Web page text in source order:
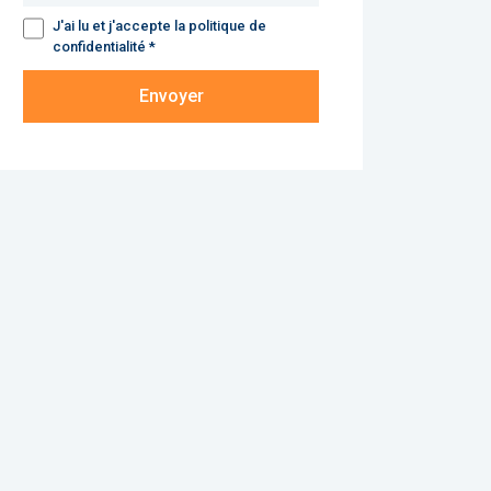
J'ai lu et j'accepte la politique de
confidentialité *
Envoyer